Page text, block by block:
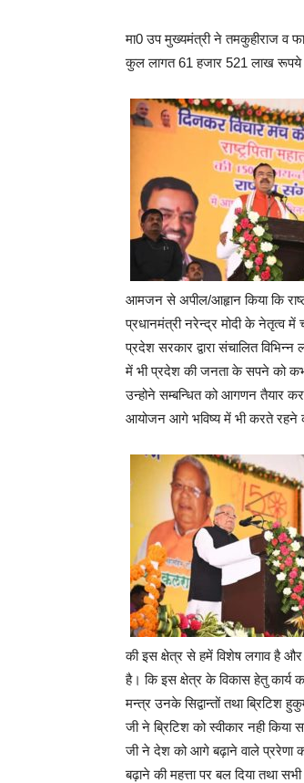
मा0 उप मुख्यमंत्री ने तमकुहीराज व
कुल लागत 61 हजार 521 लाख रूपये
आमजन से अपील/आहृान किया कि
प्रधानमंत्री नरेन्द्र मोदी के नेतृत्व में
प्रदेश सरकार द्वारा संचालित
में भी प्रदेश की जनता के सपने को
उन्होने सम्बन्धित को आगणन तैयार
आयोजन आगे भविष्य में भी करते रहने
की इस क्षेत्र से हमें विशेष लगाव है और
है। कि इस क्षेत्र के विकास हेतु कार्य
मन्त्र उनके सिद्वान्तों तथा ब्रिटिश
जी ने ब्रिटिश को स्वीकार नही किया
जी ने देश को आगे बढ़ाने वाले प्ररेणा
बढ़ाने की महत्ता पर बल दिया तथा